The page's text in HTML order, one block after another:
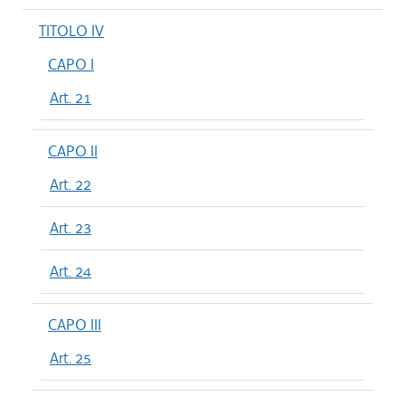
TITOLO IV
CAPO I
Art. 21
CAPO II
Art. 22
Art. 23
Art. 24
CAPO III
Art. 25